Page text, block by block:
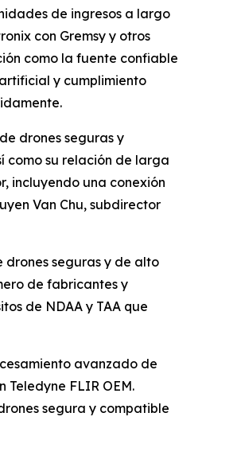
de ingresos a largo
con Gremsy y otros
como la fuente confiable
y cumplimiento
drones seguras y
como su relación de larga
incluyendo una conexión
Van Chu, subdirector
seguras y de alto
de fabricantes y
de NDAA y TAA que
avanzado de
FLIR OEM.
segura y compatible